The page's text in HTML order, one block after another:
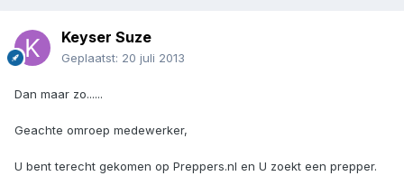
Keyser Suze
Geplaatst: 20 juli 2013
Dan maar zo......
Geachte omroep medewerker,
U bent terecht gekomen op Preppers.nl en U zoekt een prepper.